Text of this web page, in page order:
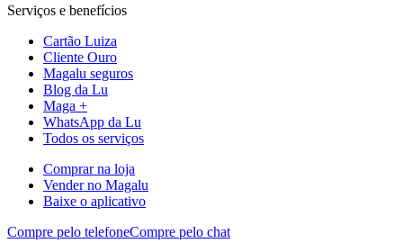
Serviços e benefícios
Cartão Luiza
Cliente Ouro
Magalu seguros
Blog da Lu
Maga +
WhatsApp da Lu
Todos os serviços
Comprar na loja
Vender no Magalu
Baixe o aplicativo
Compre pelo telefoneCompre pelo chat